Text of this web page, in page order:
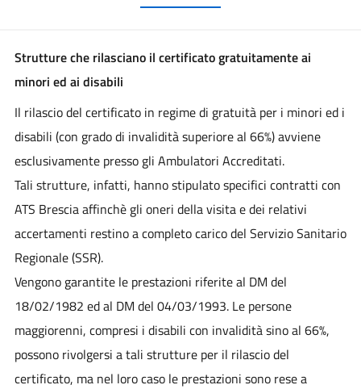
Strutture che rilasciano il certificato gratuitamente ai
minori ed ai disabili
Il rilascio del certificato in regime di gratuità per i minori ed i
disabili (con grado di invalidità superiore al 66%) avviene
esclusivamente presso gli Ambulatori Accreditati.
Tali strutture, infatti, hanno stipulato specifici contratti con
ATS Brescia affinchè gli oneri della visita e dei relativi
accertamenti restino a completo carico del Servizio Sanitario
Regionale (SSR).
Vengono garantite le prestazioni riferite al DM del
18/02/1982 ed al DM del 04/03/1993. Le persone
maggiorenni, compresi i disabili con invalidità sino al 66%,
possono rivolgersi a tali strutture per il rilascio del
certificato, ma nel loro caso le prestazioni sono rese a